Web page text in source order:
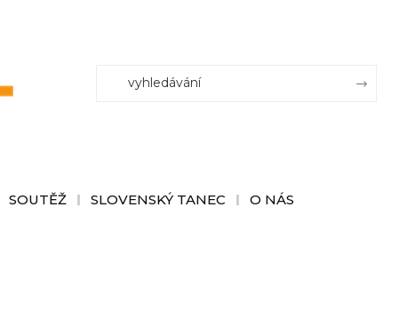
SOUTĚŽ SLOVENSKÝ TANEC O NÁS